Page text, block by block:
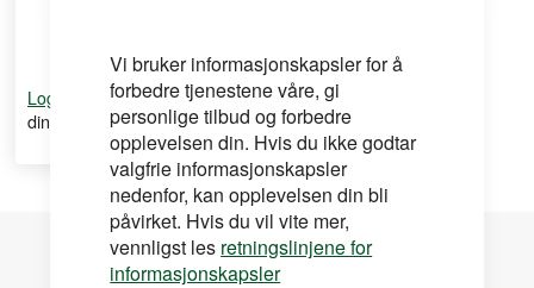
Vi bruker informasjonskapsler for å
forbedre tjenestene våre, gi
personlige tilbud og forbedre
opplevelsen din. Hvis du ikke godtar
valgfrie informasjonskapsler
nedenfor, kan opplevelsen din bli
påvirket. Hvis du vil vite mer,
vennligst les retningslinjene for
informasjonskapsler
Logg inn
for å se
din pris